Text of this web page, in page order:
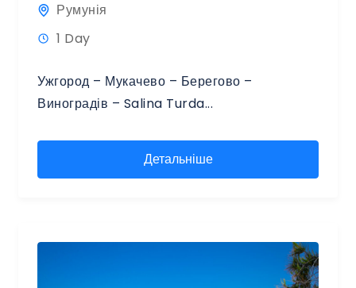
Румунія
1 Day
Ужгород – Мукачево – Берегово –
Виноградів – Salina Turda...
Детальніше